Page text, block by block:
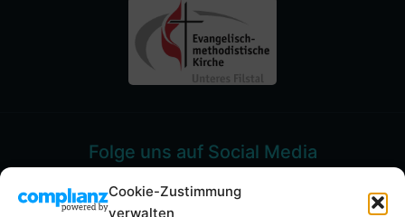
Cookie-Zustimmung
verwalten
Folge uns auf Social Media